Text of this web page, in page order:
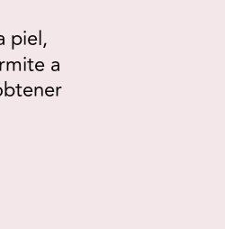
piel,
a